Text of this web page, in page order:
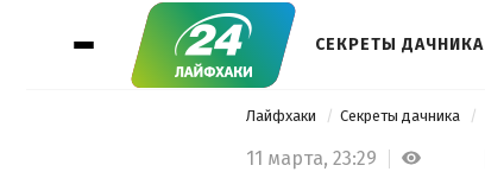
СЕКРЕТЫ ДАЧНИКА
Лайфхаки Секреты дачника
11 марта, 23:29